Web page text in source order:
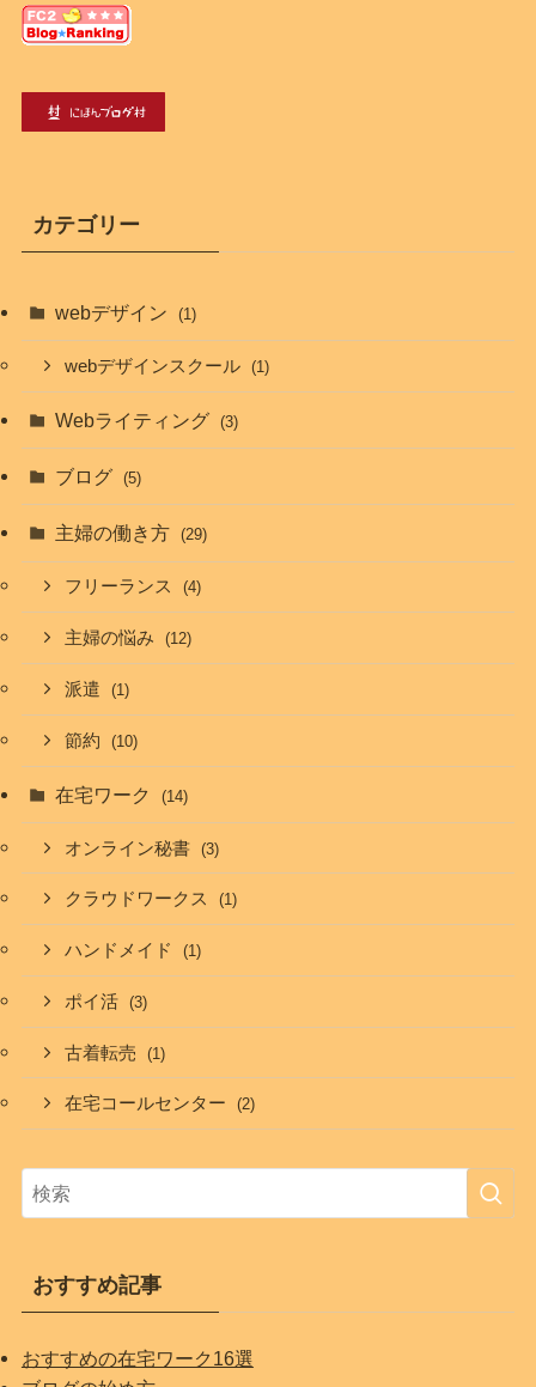
カテゴリー
webデザイン (1)
webデザインスクール (1)
Webライティング (3)
ブログ (5)
主婦の働き方 (29)
フリーランス (4)
主婦の悩み (12)
派遣 (1)
節約 (10)
在宅ワーク (14)
オンライン秘書 (3)
クラウドワークス (1)
ハンドメイド (1)
ポイ活 (3)
古着転売 (1)
在宅コールセンター (2)
おすすめ記事
おすすめの在宅ワーク16選